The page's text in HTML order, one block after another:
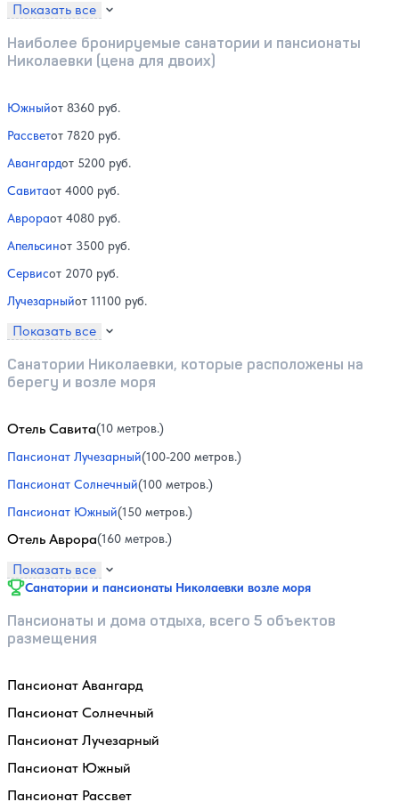
Показать все
Наиболее бронируемые санатории и пансионаты
Николаевки (цена для двоих)
Южныйот 8360 руб.
Рассветот 7820 руб.
Авангардот 5200 руб.
Савитаот 4000 руб.
Аврораот 4080 руб.
Апельсинот 3500 руб.
Сервисот 2070 руб.
Лучезарныйот 11100 руб.
Показать все
Санатории Николаевки, которые расположены на
берегу и возле моря
Отель Савита(10 метров.)
Пансионат Лучезарный(100-200 метров.)
Пансионат Солнечный(100 метров.)
Пансионат Южный(150 метров.)
Отель Аврора(160 метров.)
Показать все
Санатории и пансионаты Николаевки возле моря
Пансионаты и дома отдыха, всего 5 объектов
размещения
Пансионат Авангард
Пансионат Солнечный
Пансионат Лучезарный
Пансионат Южный
Пансионат Рассвет